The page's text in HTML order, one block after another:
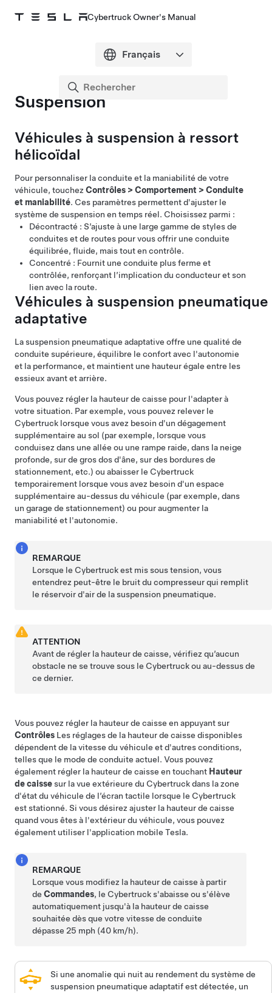
Cybertruck Owner's Manual
Suspension
Véhicules à suspension à ressort
hélicoïdal
Pour personnaliser la conduite et la maniabilité de votre
véhicule, touchez Contrôles > Comportement > Conduite
et maniabilité. Ces paramètres permettent d'ajuster le
système de suspension en temps réel. Choisissez parmi :
Décontracté : S’ajuste à une large gamme de styles de
conduites et de routes pour vous offrir une conduite
équilibrée, fluide, mais tout en contrôle.
Concentré : Fournit une conduite plus ferme et
contrôlée, renforçant l’implication du conducteur et son
lien avec la route.
Véhicules à suspension pneumatique
adaptative
La suspension pneumatique adaptative offre une qualité de
conduite supérieure, équilibre le confort avec l'autonomie
et la performance, et maintient une hauteur égale entre les
essieux avant et arrière.
Vous pouvez régler la hauteur de caisse pour l'adapter à
votre situation. Par exemple, vous pouvez relever le
Cybertruck lorsque vous avez besoin d'un dégagement
supplémentaire au sol (par exemple, lorsque vous
conduisez dans une allée ou une rampe raide, dans la neige
profonde, sur de gros dos d'âne, sur des bordures de
stationnement, etc.) ou abaisser le Cybertruck
temporairement lorsque vous avez besoin d'un espace
supplémentaire au-dessus du véhicule (par exemple, dans
un garage de stationnement) ou pour augmenter la
maniabilité et l'autonomie.
REMARQUE
Lorsque le Cybertruckest mis sous tension, vous
entendrez peut-être le bruit du compresseur qui remplit
le réservoir d'air de la suspension pneumatique.
ATTENTION
Avant de régler la hauteur de caisse, vérifiez qu’aucun
obstacle ne se trouve sous le Cybertruckou au-dessus de
ce dernier.
Vous pouvez régler la hauteur de caisse en appuyant sur
Contrôles Les réglages de la hauteur de caisse disponibles
dépendent de la vitesse du véhicule et d'autres conditions,
telles que le mode de conduite actuel. Vous pouvez
également régler la hauteur de caisse en touchant Hauteur
de caissesur la vue extérieure du Cybertruckdans la zone
d'état du véhicule de l’écran tactile lorsque le Cybertruck
est stationné. Si vous désirez ajuster la hauteur de caisse
quand vous êtes à l'extérieur du véhicule, vous pouvez
également utiliser l'application mobile Tesla.
REMARQUE
Lorsque vous modifiez la hauteur de caisse à partir
deCommandes, le Cybertruck s'abaisse ou s'élève
automatiquement jusqu'à la hauteur de caisse
souhaitée dès que votre vitesse de conduite
dépasse25 mph (40 km/h).
Si une anomalie qui nuit au rendement du système de
suspension pneumatique adaptatif est détectée, un